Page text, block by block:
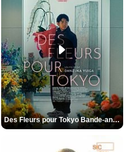
Des Fleurs pour Tokyo Bande-annonce VO STFR